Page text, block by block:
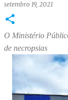
setembro 19, 2021
O Ministério
de necropsias